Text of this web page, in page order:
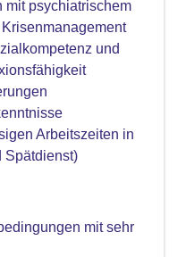
mit psychiatrischem
und
Arbeitszeiten in
Spätdienst)
mit sehr